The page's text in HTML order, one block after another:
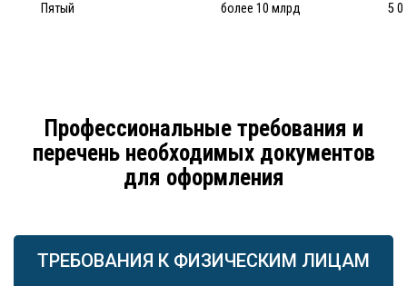
Пятый более 10 млрд 5
Профессиональные требования и
перечень необходимых документов
для оформления
ТРЕБОВАНИЯ К ФИЗИЧЕСКИМ ЛИЦАМ